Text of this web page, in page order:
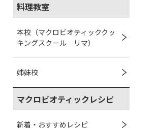
料理教室
本校（マクロビオティッククッ
キングスクール リマ）
姉妹校
マクロビオティックレシピ
新着・おすすめレシピ